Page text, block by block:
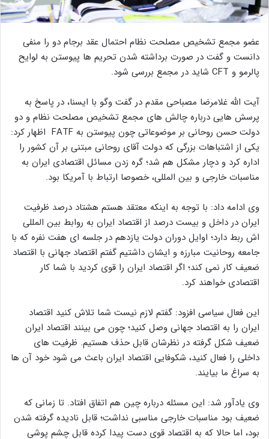
عضو مجمع تشخیص مصلحت نظام احتمال عقد برجام دو را منفی
دانست و گفت در صورت برداشته شدن تحریم ها پیوستن به لوایح
پالرمو و CFT شاید در مجمع بررسی شود.
آیت الله غلامرضا مصباحی مقدم در گفت وگو با ایسنا، در پاسخ به
پرسش هایی درباره چالش های مجمع تشخیص مصلحت نظام و دو
دولت حسن روحانی بر موضوعاتی چون پیوستن به FATF اظهار کرد:
یکی از اشتباهات بزرگی که دولت آقای روحانی مبتنی بر آن کشور را
اداره کرد و دچار مشکل هم شد؛ گره زدن مسائل اقتصادی ایران به
مناسبات خارجی و بین المللی، خصوصا ارتباط با آمریکا بود.
وی ادامه داد: با توجه به اینکه معتقد هستم هشتاد درصد ظرفیت
ایران در داخل و بیست درصد از اقتصاد ایران به روابط بین المللی
اش ربط دارد؛ اوایل دوران دولت یازدهم در جلسه ای هفت نفره که با
جامعه روحانیت مبارزه و ایشان داشتیم گفتم اقتصاد جهانی با اقتصاد
ضعیف کار نمی کند؛ اگر اقتصاد ایران را قوی کردید با شما کار
اقتصادی خواهند کرد.
این فعال سیاسی افزود: گفتم لازم نیست شما تلاش کنید اقتصاد
ایران را به اقتصاد جهانی وصل کنید؛ چون می بینند اقتصاد ایران
ضعیف شکل گرفته در نظرشان قابل حذف هستیم. ظرفیت های
داخلی را فعال کنید، شکوفایی اقتصاد ایران باعث می شود خود آن ها
به سراغ ما بیایند.
وی یادآور شد: این مسئله درباره چین هم اتفاق افتاد. تا زمانی که
ضعیف بود مناسبات خارجی مناسبی نداشت؛ قابل نادیده گرفته شدن
بود، اما حالا که به اقتصاد قوی دست پیدا کرده قابل چشم پوشی